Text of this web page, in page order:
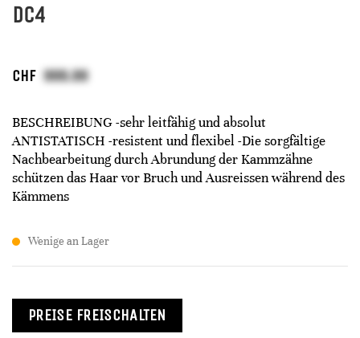
DC4
CHF
BESCHREIBUNG -sehr leitfähig und absolut
ANTISTATISCH -resistent und flexibel -Die sorgfältige
Nachbearbeitung durch Abrundung der Kammzähne
schützen das Haar vor Bruch und Ausreissen während des
Kämmens
Wenige an Lager
PREISE FREISCHALTEN